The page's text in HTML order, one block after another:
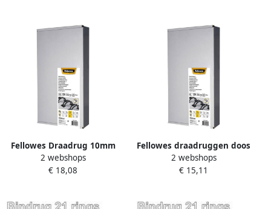
Fellowes Draadrug 10mm
34-rings A4 wit 100 stuks
2 webshops
€ 18,08
Fellowes draadruggen doos
van 100 stuks 8 mm wit
2 webshops
€ 15,11